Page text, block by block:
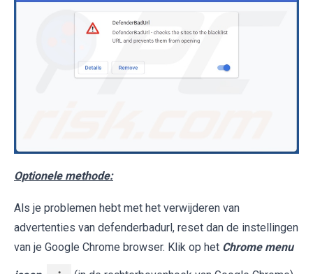
Optionele methode:
Als je problemen hebt met het verwijderen van
advertenties van defenderbadurl, reset dan de instellingen
van je Google Chrome browser. Klik op het Chrome menu